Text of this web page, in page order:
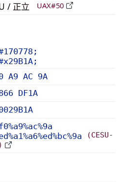
/ 正立 UAX#50
A9 AC 9A
DF1A
(CESU-